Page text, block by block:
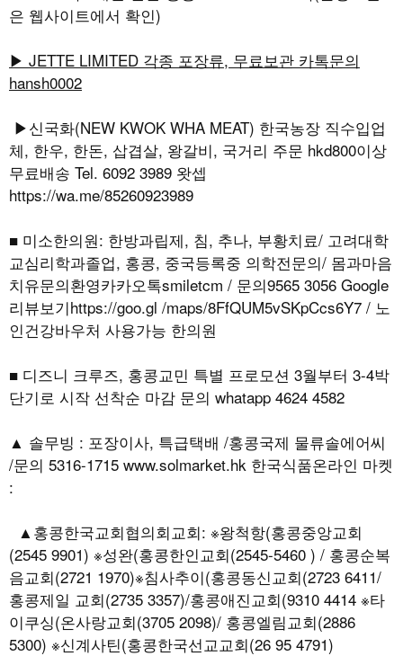
은 웹사이트에서 확인)
▶ JETTE LIMITED 각종 포장류, 무료보관 카톡문의
hansh0002
▶신국화(NEW KWOK WHA MEAT) 한국농장 직수입업
체, 한우, 한돈, 삽겹살, 왕갈비, 국거리 주문 hkd800이상
무료배송 Tel. 6092 3989 왓셉
https://wa.me/85260923989
■ 미소한의원: 한방과립제, 침, 추나, 부황치료/ 고려대학
교심리학과졸업, 홍콩, 중국등록중 의학전문의/ 몸과마음
치유문의환영카카오톡smiletcm / 문의9565 3056 Google
리뷰보기https://goo.gl /maps/8FfQUM5vSKpCcs6Y7 / 노
인건강바우처 사용가능 한의원
■ 디즈니 크루즈, 홍콩교민 특별 프로모션 3월부터 3-4박
단기로 시작 선착순 마감 문의 whatapp 4624 4582
▲ 솔무빙 : 포장이사, 특급택배 /홍콩국제 물류솔에어씨
/문의 5316-1715 www.solmarket.hk 한국식품온라인 마켓
:
▲홍콩한국교회협의회교회: ※왕척항(홍콩중앙교회
(2545 9901) ※성완(홍콩한인교회(2545-5460 ) / 홍콩순복
음교회(2721 1970)※침사추이(홍콩동신교회(2723 6411/
홍콩제일 교회(2735 3357)/홍콩애진교회(9310 4414 ※타
이쿠싱(온사랑교회(3705 2098)/ 홍콩엘림교회(2886
5300) ※신계사틴(홍콩한국선교교회(26 95 4791)